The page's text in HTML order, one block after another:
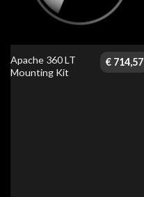
Apache 360 LT
Mounting Kit
€ 714,57